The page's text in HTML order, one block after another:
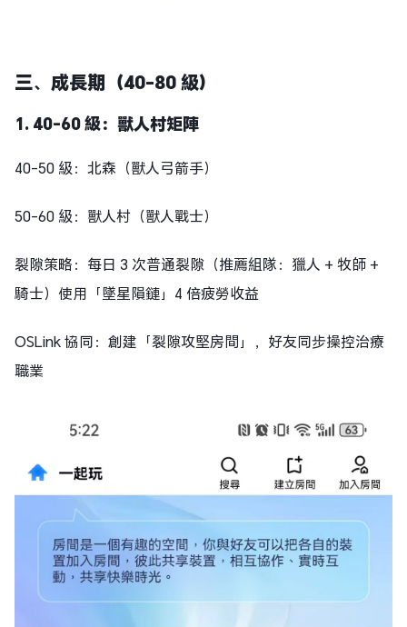
三、成長期（40-80 級）
1. 40-60 級：獸人村矩陣
40-50 級：北森（獸人弓箭手）
50-60 級：獸人村（獸人戰士）
裂隙策略：每日 3 次普通裂隙（推薦組隊：獵人 + 牧師 +
騎士）使用「墜星隕鏈」4 倍疲勞收益
OSLink 協同：創建「裂隙攻堅房間」，好友同步操控治療
職業